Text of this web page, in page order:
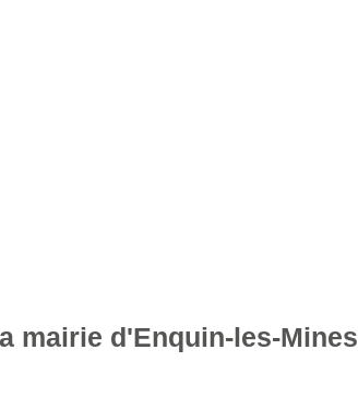
mairie d'Enquin-les-Mines